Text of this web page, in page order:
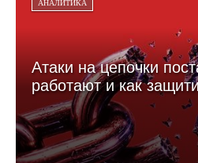
АНАЛИТИКА
Атаки на цепочки
работают и как